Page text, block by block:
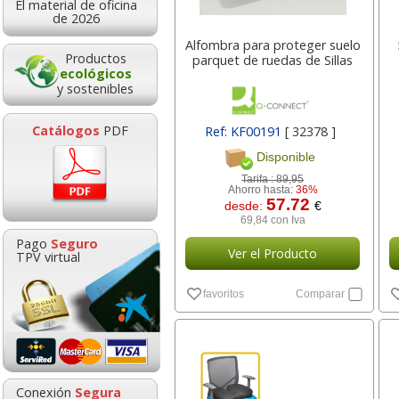
El material de oficina
de 2026
Productos
ecológicos
y sostenibles
Catálogos PDF
Pago Seguro
TPV virtual
Conexión Segura
Alfombra para proteger suelo
parquet de ruedas de Sillas
Ref: KF00191 [ 32378 ]
Disponible
Tarifa :89,95
Ahorro hasta: 36%
desde: 57.72 €
69,84 con Iva
Ver el Producto
favoritos Comparar
11,33 €
13,71 con Iva
desde:4,67 €
para monitor
45 Grados -
Fellowes
desde:30,89 €
37,38 con Iva
Boligrafo para regalar
Pelikan Classic Jazz
Marfil crema
desde:4,99 €
Fellowes
Goma de borrar
moldeable maleable
para carboncillo o
grafito
0,89
HP 304 302
Cartucho